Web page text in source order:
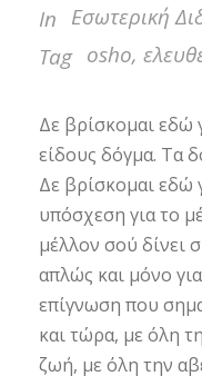
In Εσωτερική
Tag osho,
Δε βρίσκομαι εδώ
είδους δόγμα. Τα
Δε βρίσκομαι εδώ
υπόσχεση για το
μέλλον σού δίνει
απλώς και μόνο
επίγνωση που
και τώρα, με όλη
ζωή, με όλη την